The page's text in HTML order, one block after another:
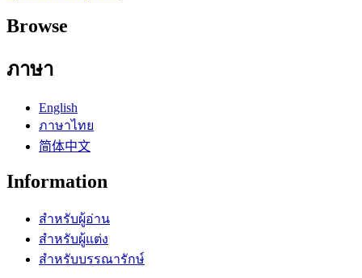
Browse
ภาษา
English
ภาษาไทย
简体中文
Information
สำหรับผู้อ่าน
สำหรับผู้แต่ง
สำหรับบรรณารักษ์